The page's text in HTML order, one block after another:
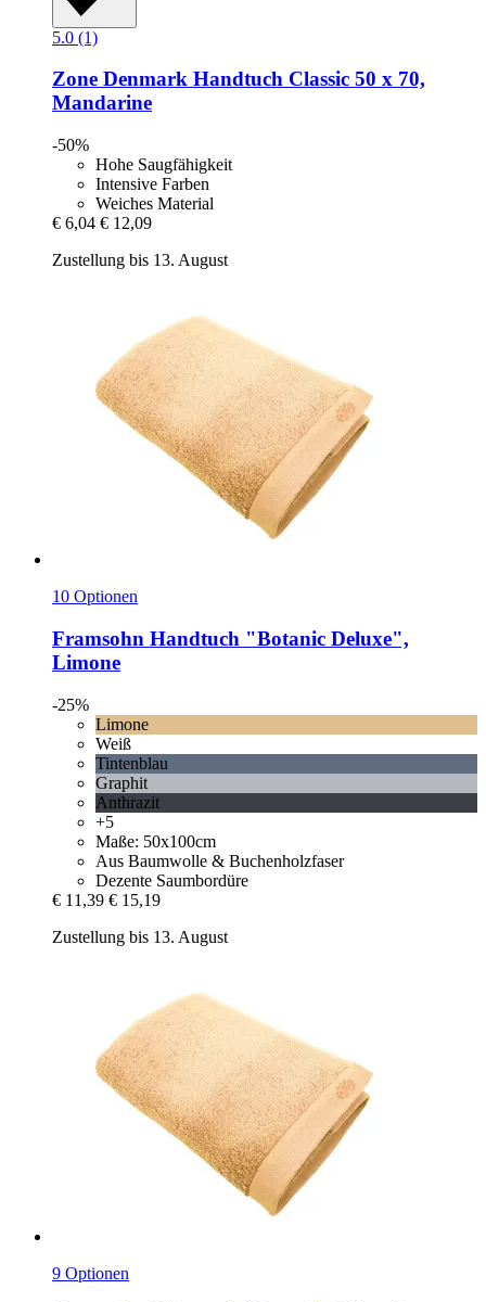
5.0 (1)
Zone Denmark Handtuch Classic 50 x 70,
Mandarine
-50%
Hohe Saugfähigkeit
Intensive Farben
Weiches Material
€ 6,04 € 12,09
Zustellung bis 13. August
10 Optionen
Framsohn Handtuch "Botanic Deluxe",
Limone
-25%
Limone
Weiß
Tintenblau
Graphit
Anthrazit
+5
Maße: 50x100cm
Aus Baumwolle & Buchenholzfaser
Dezente Saumbordüre
€ 11,39 € 15,19
Zustellung bis 13. August
9 Optionen